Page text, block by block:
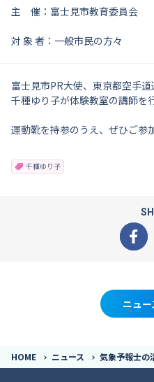
主 催：富士見市教育委員会
対 象 者：一般市民の方々
富士見市PR大使、東京都空手
千種ゆり子が体験教室の講師を
運動靴を持参のうえ、ぜひご参
千種ゆり子
ニュ
HOME ニュース 気象予報士の